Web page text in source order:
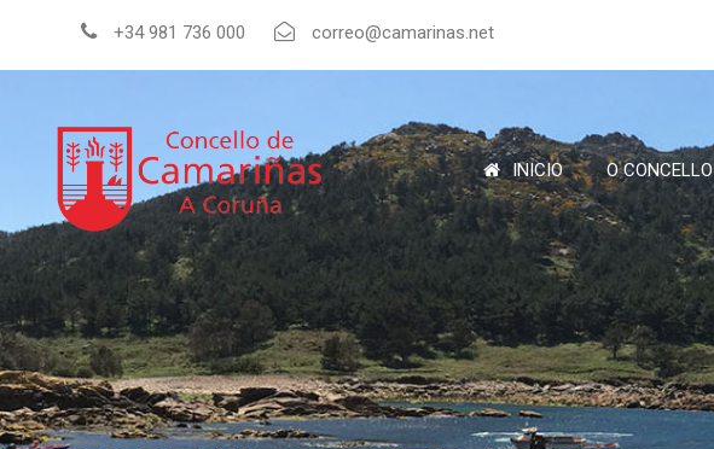
+34 981 736 000 correo@camarinas.net
INICIO O CONCELLO